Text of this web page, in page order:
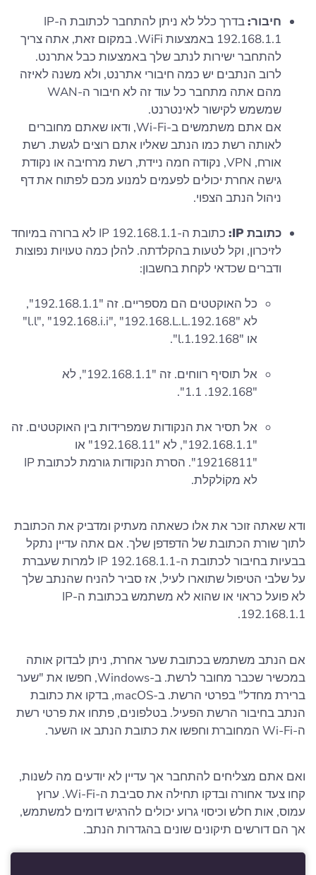
חיבור:
בדרך כלל לא ניתן להתחבר לכתובת ה-IP
192.168.1.1 באמצעות WiFi. במקום זאת, אתה צריך
להתחבר ישירות לנתב שלך באמצעות כבל אתרנט.
לרוב הנתבים יש כמה חיבורי אתרנט, ולא משנה לאיזה
מהם אתה מתחבר כל עוד זה לא חיבור ה-WAN
שמשמש לקישור לאינטרנט.
אם אתם משתמשים ב-Wi-Fi, ודאו שאתם מחוברים
לאותה רשת כמו הנתב שאליו אתם רוצים לגשת. רשת
אורח, VPN, נקודה חמה ניידת, רשת מרחיבה או נקודת
גישה אחרת יכולים לפעמים למנוע מכם לפתוח את דף
ניהול הנתב הצפוי.
כתובת IP:
כתובת ה-IP 192.168.1.1 לא ברורה במיוחד
לזיכרון, וקל לטעות בהקלדתה. להלן כמה טעויות נפוצות
ודברים שכדאי לקחת בחשבון:
כל האוקטטים הם מספריים. זה "192.168.1.1",
לא "192.168.l.l", "192.168.i.i", "192.168.L.L"
או "192.168.l.1".
אל תוסיף רווחים. זה "192.168.1.1", לא
"192.168. 1.1".
אל תסיר את הנקודות שמפרידות בין האוקטטים. זה
"192.168.1.1", לא "192.168.11" או
"19216811". הסרת הנקודות גורמת לכתובת IP
לא מקוֹלקלת.
ודא שאתה זוכר את אלו כשאתה מעתיק ומדביק את הכתובת
לתוך שורת הכתובת של הדפדפן שלך. אם אתה עדיין נתקל
בבעיות בחיבור לכתובת ה-IP 192.168.1.1 למרות שעברת
על שלבי הטיפול שתוארו לעיל, אז סביר להניח שהנתב שלך
לא פועל כראוי או שהוא לא משתמש בכתובת ה-IP
192.168.1.1.
אם הנתב משתמש בכתובת שער אחרת, ניתן לבדוק אותה
במכשיר שכבר מחובר לרשת. ב-Windows, חפשו את "שער
ברירת מחדל" בפרטי הרשת. ב-macOS, בדקו את כתובת
הנתב בחיבור הרשת הפעיל. בטלפונים, פתחו את פרטי רשת
ה-Wi-Fi המחוברת וחפשו את כתובת הנתב או השער.
ואם אתם מצליחים להתחבר אך עדיין לא יודעים מה לשנות,
קחו צעד אחורה ובדקו תחילה את סביבת ה-Wi-Fi. ערוץ
עמוס, אות חלש וכיסוי גרוע יכולים להרגיש דומים למשתמש,
אך הם דורשים תיקונים שונים בהגדרות הנתב.